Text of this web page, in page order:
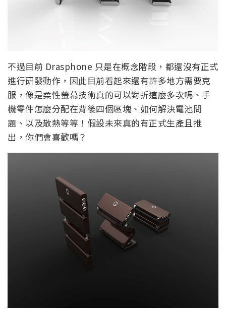
不過目前 Drasphone 只是在概念階段，都還沒有正式
進行研發動作，因此目前看起來還有許多地方需要克
服，像是柔性螢幕技術真的可以對折這麼多次嗎、手
機零件怎麼分配在背後四個區塊、如何解決電池問
題、以及散熱等等！假設未來真的有正式生產且推
出，你們會喜歡嗎？